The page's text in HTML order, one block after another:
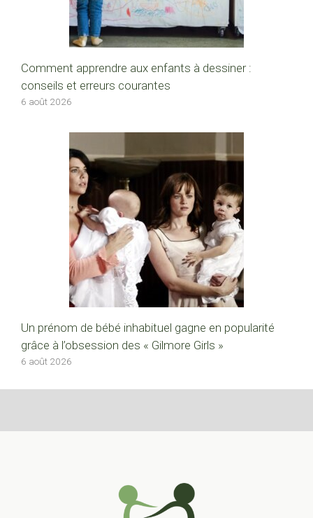
Comment apprendre aux enfants à dessiner :
conseils et erreurs courantes
6 août 2026
Un prénom de bébé inhabituel gagne en popularité
grâce à l’obsession des « Gilmore Girls »
6 août 2026